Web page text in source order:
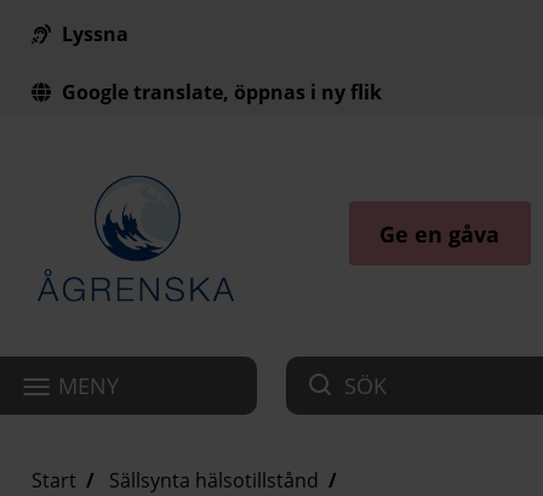
Till innehåll på sidan
Lyssna
Google translate, öppnas i ny flik
Ge en gåva
MENY SÖK
Start
Sällsynta hälsotillstånd